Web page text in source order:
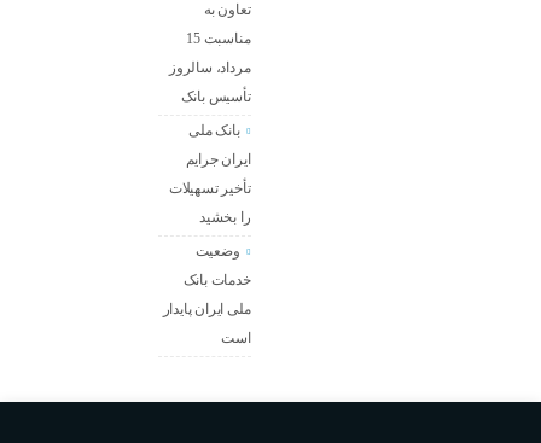
تعاون به
مناسبت 15
مرداد، سالروز
تأسیس بانک
بانک ملی
ایران جرایم
تأخیر تسهیلات
را بخشید
وضعیت
خدمات بانک
ملی ایران پایدار
است